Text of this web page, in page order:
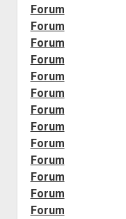
Forum
Forum
Forum
Forum
Forum
Forum
Forum
Forum
Forum
Forum
Forum
Forum
Forum